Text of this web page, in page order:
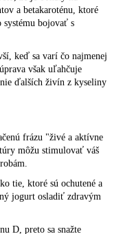
a betakaroténu, ktoré
systému bojovať s
keď sa varí čo najmenej
však uľahčuje
ďalších živín z kyseliny
frázu "živé a aktívne
môžu stimulovať váš
tie, ktoré sú ochutené a
jogurt osladiť zdravým
D, preto sa snažte